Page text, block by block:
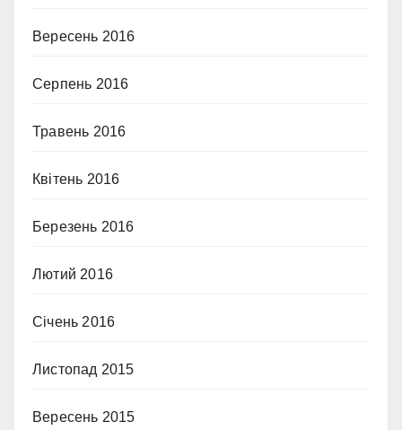
Вересень 2016
Серпень 2016
Травень 2016
Квітень 2016
Березень 2016
Лютий 2016
Січень 2016
Листопад 2015
Вересень 2015